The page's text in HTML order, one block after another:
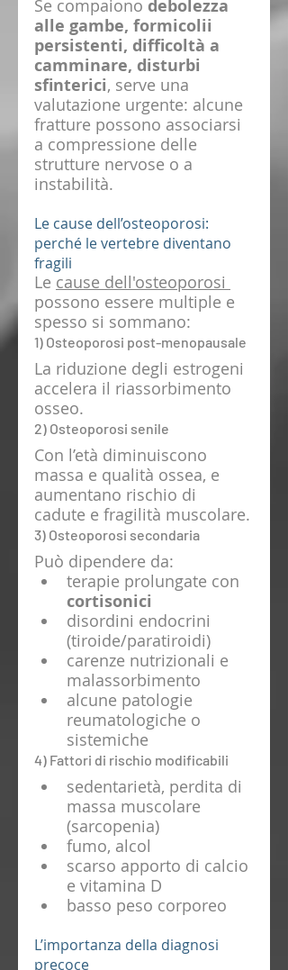
Se compaiono debolezza
alle gambe, formicolii
persistenti, difficoltà a
camminare, disturbi
sfinterici, serve una
valutazione urgente: alcune
fratture possono associarsi
a compressione delle
strutture nervose o a
instabilità.
Le cause dell’osteoporosi:
perché le vertebre diventano
fragili
Le cause dell'osteoporosi
possono essere multiple e
spesso si sommano:
1) Osteoporosi post-menopausale
La riduzione degli estrogeni
accelera il riassorbimento
osseo.
2) Osteoporosi senile
Con l’età diminuiscono
massa e qualità ossea, e
aumentano rischio di
cadute e fragilità muscolare.
3) Osteoporosi secondaria
Può dipendere da:
terapie prolungate con
cortisonici
disordini endocrini
(tiroide/paratiroidi)
carenze nutrizionali e
malassorbimento
alcune patologie
reumatologiche o
sistemiche
4) Fattori di rischio modificabili
sedentarietà, perdita di
massa muscolare
(sarcopenia)
fumo, alcol
scarso apporto di calcio
e vitamina D
basso peso corporeo
L’importanza della diagnosi
precoce